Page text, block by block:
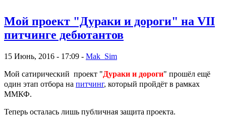
Мой проект "Дураки и дороги" на VII
питчинге дебютантов
15 Июнь, 2016 - 17:09 - Mak_Sim
Мой сатирический проект "Дураки и дороги" прошёл ещё
один этап отбора на питчинг, который пройдёт в рамках
ММКФ.
Теперь осталась лишь публичная защита проекта.